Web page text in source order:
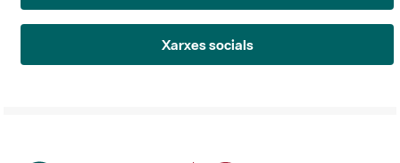
Xarxes socials